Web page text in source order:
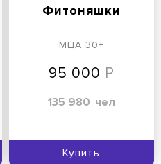
Фитоняшки
МЦА 30+
95 000
135 980 чел
Купить